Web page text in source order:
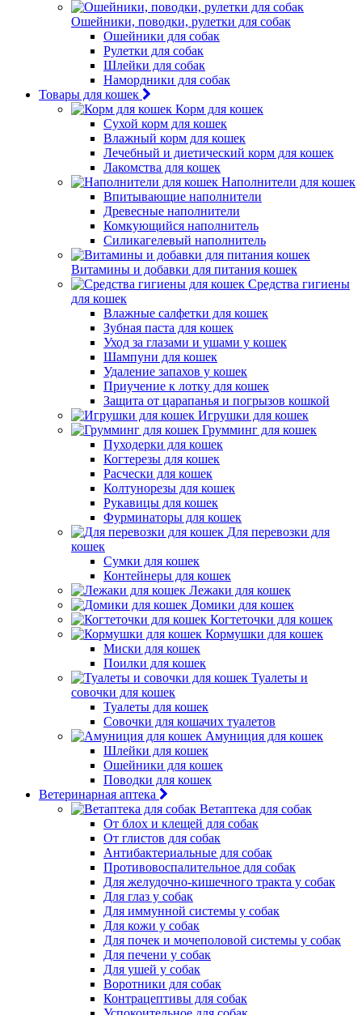
Ошейники, поводки, рулетки для собак
Ошейники для собак
Рулетки для собак
Шлейки для собак
Намордники для собак
Товары для кошек
Корм для кошек
Сухой корм для кошек
Влажный корм для кошек
Лечебный и диетический корм для кошек
Лакомства для кошек
Наполнители для кошек
Впитывающие наполнители
Древесные наполнители
Комкующийся наполнитель
Силикагелевый наполнитель
Витамины и добавки для питания кошек
Средства гигиены
для кошек
Влажные салфетки для кошек
Зубная паста для кошек
Уход за глазами и ушами у кошек
Шампуни для кошек
Удаление запахов у кошек
Приучение к лотку для кошек
Защита от царапанья и погрызов кошкой
Игрушки для кошек
Грумминг для кошек
Пуходерки для кошек
Когтерезы для кошек
Расчески для кошек
Колтунорезы для кошек
Рукавицы для кошек
Фурминаторы для кошек
Для перевозки для
кошек
Сумки для кошек
Контейнеры для кошек
Лежаки для кошек
Домики для кошек
Когтеточки для кошек
Кормушки для кошек
Миски для кошек
Поилки для кошек
Туалеты и
совочки для кошек
Туалеты для кошек
Совочки для кошачих туалетов
Амуниция для кошек
Шлейки для кошек
Ошейники для кошек
Поводки для кошек
Ветеринарная аптека
Ветаптека для собак
От блох и клещей для собак
От глистов для собак
Антибактериальные для собак
Противовоспалительное для собак
Для желудочно-кишечного тракта у собак
Для глаз у собак
Для иммунной системы у собак
Для кожи у собак
Для почек и мочеполовой системы у собак
Для печени у собак
Для ушей у собак
Воротники для собак
Контрацептивы для собак